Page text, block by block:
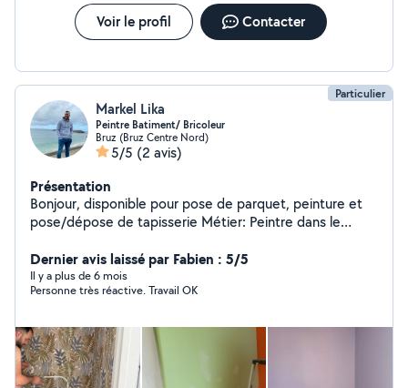
Voir le profil Contacter
Particulier
Markel Lika
Peintre Batiment/ Bricoleur
Bruz (Bruz Centre Nord)
5/5 (2 avis)
Présentation
Bonjour, disponible pour pose de parquet, peinture et
pose/dépose de tapisserie Métier: Peintre dans le
Dernier avis laissé par Fabien : 5/5
Il y a plus de 6 mois
Personne très réactive. Travail OK